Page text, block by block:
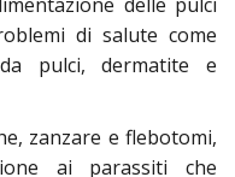
di salute come
pulci, dermatite e
zanzare e flebotomi,
ai parassiti che